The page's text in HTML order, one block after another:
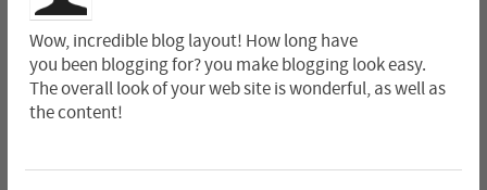
Wow, incredible blog layout! How long have
you been blogging for? you make blogging look easy.
The overall look of your web site is wonderful, as well as
the content!